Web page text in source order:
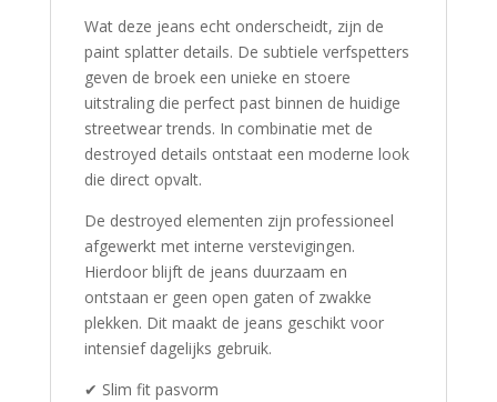
Wat deze jeans echt onderscheidt, zijn de
paint splatter details. De subtiele verfspetters
geven de broek een unieke en stoere
uitstraling die perfect past binnen de huidige
streetwear trends. In combinatie met de
destroyed details ontstaat een moderne look
die direct opvalt.
De destroyed elementen zijn professioneel
afgewerkt met interne verstevigingen.
Hierdoor blijft de jeans duurzaam en
ontstaan er geen open gaten of zwakke
plekken. Dit maakt de jeans geschikt voor
intensief dagelijks gebruik.
✔ Slim fit pasvorm